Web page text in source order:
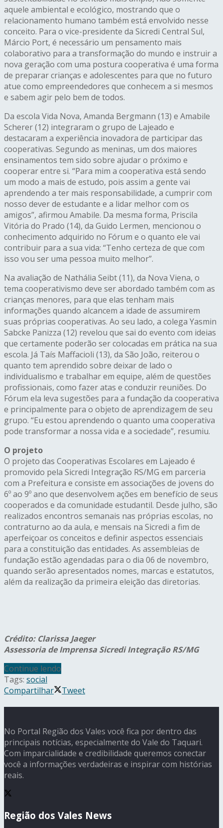
aquele ambiental e ecológico, mostrando que o
relacionamento humano também está envolvido nesse
conceito. Para o vice-presidente da Sicredi Central Sul,
Márcio Port, é necessário um pensamento mais
colaborativo para a transformação do mundo e instruir a
nova geração com uma postura cooperativa é uma forma
de preparar crianças e adolescentes para que no futuro
atue como empreendedores que conhecem a si mesmos
e sabem agir pelo bem de todos.
Da escola Vida Nova, Amanda Bergmann (13) e Amabile
Scherer (12) integraram o grupo de Lajeado e
destacaram a experiência inovadora de participar das
cooperativas. Segundo as meninas, um dos maiores
ensinamentos tem sido sobre ajudar o próximo e
cooperar entre si. “Para mim a cooperativa está sendo
um modo a mais de estudo, pois assim a gente vai
aprendendo a ter mais responsabilidade, a cumprir com
nosso dever de estudante e a lidar melhor com os
amigos”, afirmou Amabile. Da mesma forma, Priscila
Vitória do Prado (14), da Guido Lermen, mencionou o
conhecimento adquirido no Fórum e o quanto ele vai
contribuir para a sua vida: “Tenho certeza de que com
isso vou ser uma pessoa muito melhor”.
Na avaliação de Nathália Seibt (11), da Nova Viena, o
tema cooperativismo deve ser abordado também com as
crianças menores, para que elas tenham mais
informações quando alcancem a idade de assumirem
suas próprias cooperativas. Ao seu lado, a colega Yasmin
Sabcke Panizza (12) revelou que sai do evento com ideias
que certamente poderão ser colocadas em prática na sua
escola. Já Taís Maffacioli (13), da São João, reiterou o
quanto tem aprendido sobre deixar de lado o
individualismo e trabalhar em equipe, além de questões
profissionais, como fazer atas e conduzir reuniões. Do
Fórum ela leva sugestões para a fundação da cooperativa
e principalmente para o objeto de aprendizagem de seu
grupo. “Eu estou aprendendo o quanto uma cooperativa
pode transformar a nossa vida e a sociedade”, resumiu.
O projeto
O projeto das Cooperativas Escolares em Lajeado é
promovido pela Sicredi Integração RS/MG em parceria
com a Prefeitura e consiste em associações de jovens do
6º ao 9º ano que desenvolvem ações em benefício de seus
cooperados e da comunidade estudantil. Desde julho, são
realizados encontros semanais nas próprias escolas, no
contraturno ao da aula, e mensais na Sicredi a fim de
aperfeiçoar os conceitos e definir aspectos essenciais
para a constituição das entidades. As assembleias de
fundação estão agendadas para o dia 06 de novembro,
quando serão apresentados nomes, marcas e estatutos,
além da realização da primeira eleição das diretorias.
Crédito: Clarissa Jaeger
Assessoria de Imprensa Sicredi Integração RS/MG
Continue lendo
Tags: social
Compartilhar
Tweet
No Portal Região dos Vales você fica por dentro das
principais notícias, especialmente do Vale do Taquari.
Com imparcialidade e credibilidade queremos conectar
você a informações verdadeiras e inspirar com histórias
reais.
Região dos Vales News